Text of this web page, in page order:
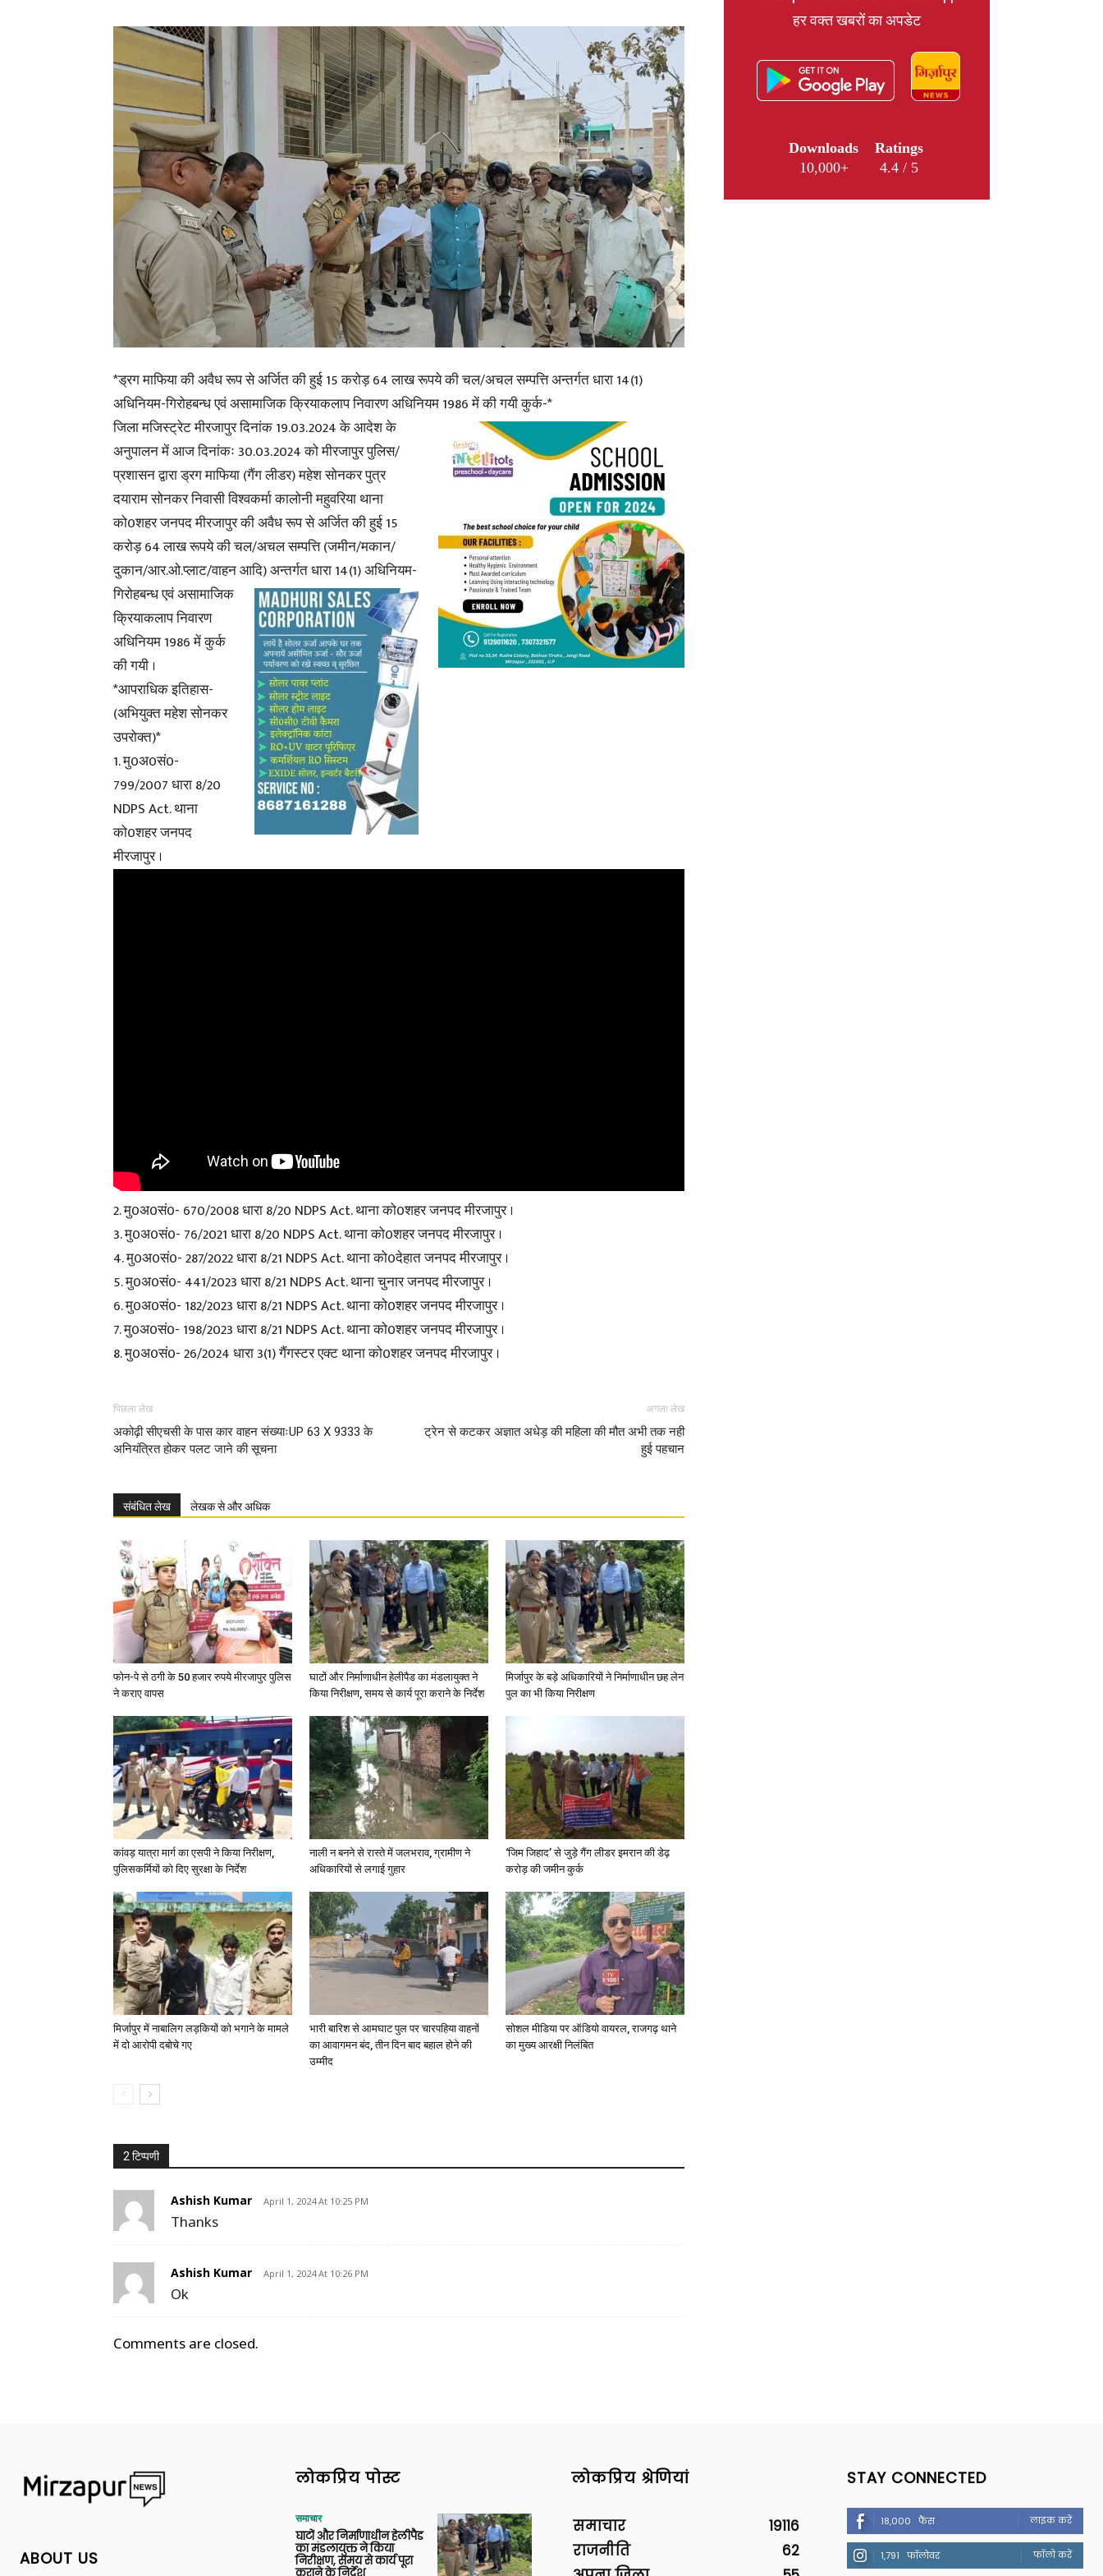
News,
Latest
News
Hindi,
Today
*ड्रग माफिया की अवैध रूप से अर्जित की हुई 15 करोड़ 64 लाख रूपये की चल/अचल सम्पत्ति अन्तर्गत धारा 14(1)
अधिनियम-गिरोहबन्ध एवं असामाजिक क्रियाकलाप निवारण अधिनियम 1986 में की गयी कुर्क-*
जिला मजिस्ट्रेट मीरजापुर दिनांक 19.03.2024 के आदेश के
अनुपालन में आज दिनांकः 30.03.2024 को मीरजापुर पुलिस/
प्रशासन द्वारा ड्रग माफिया (गैंग लीडर) महेश सोनकर पुत्र
दयाराम सोनकर निवासी विश्वकर्मा कालोनी महुवरिया थाना
को0शहर जनपद मीरजापुर की अवैध रूप से अर्जित की हुई 15
करोड़ 64 लाख रूपये की चल/अचल सम्पत्ति (जमीन/मकान/
दुकान/आर.ओ.प्लाट/वाहन आदि)अन्तर्गत धारा 14(1) अधिनियम-
गिरोहबन्ध एवं असामाजिक
क्रियाकलाप निवारण
अधिनियम 1986 में कुर्क
की गयी ।
*आपराधिक इतिहास-
(अभियुक्त महेश सोनकर
उपरोक्त)*
1. मु0अ0सं0-
799/2007 धारा 8/20
NDPS Act. थाना
को0शहर जनपद
मीरजापुर ।
2. मु0अ0सं0- 670/2008 धारा 8/20 NDPS Act. थाना को0शहर जनपद मीरजापुर ।
3. मु0अ0सं0- 76/2021 धारा 8/20 NDPS Act. थाना को0शहर जनपद मीरजापुर ।
4. मु0अ0सं0- 287/2022 धारा 8/21 NDPS Act. थाना को0देहात जनपद मीरजापुर ।
5. मु0अ0सं0- 441/2023 धारा 8/21 NDPS Act. थाना चुनार जनपद मीरजापुर ।
6. मु0अ0सं0- 182/2023 धारा 8/21 NDPS Act. थाना को0शहर जनपद मीरजापुर ।
7. मु0अ0सं0- 198/2023 धारा 8/21 NDPS Act. थाना को0शहर जनपद मीरजापुर ।
8. मु0अ0सं0- 26/2024 धारा 3(1) गैंगस्टर एक्ट थाना को0शहर जनपद मीरजापुर ।
पिछला लेख
अकोढ़ी सीएचसी के पास कार वाहन संख्याःUP 63 X 9333 के
अनियंत्रित होकर पलट जाने की सूचना
अगला लेख
ट्रेन से कटकर अज्ञात अधेड़ की महिला की मौत अभी तक नही
हुई पहचान
संबंधित लेख लेखक से और अधिक
फोन-पे से ठगी के 50 हजार रुपये मीरजापुर पुलिस
ने कराए वापस
घाटों और निर्माणाधीन हेलीपैड का मंडलायुक्त ने
किया निरीक्षण, समय से कार्य पूरा कराने के निर्देश
मिर्जापुर के बड़े अधिकारियों ने निर्माणाधीन छह लेन
पुल का भी किया निरीक्षण
कांवड़ यात्रा मार्ग का एसपी ने किया निरीक्षण,
पुलिसकर्मियों को दिए सुरक्षा के निर्देश
नाली न बनने से रास्ते में जलभराव, ग्रामीण ने
अधिकारियों से लगाई गुहार
‘जिम जिहाद’ से जुड़े गैंग लीडर इमरान की डेढ़
करोड़ की जमीन कुर्क
मिर्जापुर में नाबालिग लड़कियों को भगाने के मामले
में दो आरोपी दबोचे गए
भारी बारिश से आमघाट पुल पर चारपहिया वाहनों
का आवागमन बंद, तीन दिन बाद बहाल होने की
उम्मीद
सोशल मीडिया पर ऑडियो वायरल, राजगढ़ थाने
का मुख्य आरक्षी निलंबित
2 टिप्पणी
Ashish Kumar April 1, 2024 At 10:25 PM
Thanks
Ashish Kumar April 1, 2024 At 10:26 PM
Ok
Comments are closed.
हर वक्त खबरों का अपडेट
Downloads
10,000+
Ratings
4.4 / 5
ABOUT US
लोकप्रिय पोस्ट
समाचार
घाटों और निर्माणाधीन हेलीपैड
का मंडलायुक्त ने किया
निरीक्षण, समय से कार्य पूरा
कराने के निर्देश
लोकप्रिय श्रेणियां
समाचार
19116
राजनीति
62
STAY CONNECTED
18,000 फैंस लाइक करें
1,791 फॉलोवर फॉलो करें